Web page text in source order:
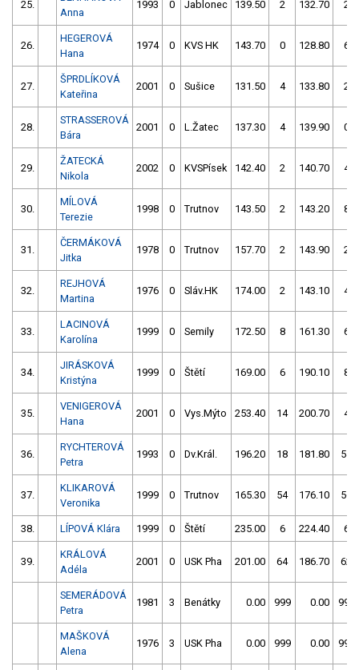
25.
Anna
1993 0 Jablonec 139.50 2 132.70 2
26.
HEGEROVÁ
Hana
1974 0 KVS HK 143.70 0 128.80 6
27.
ŠPRDLÍKOVÁ
Kateřina
2001 0 Sušice 131.50 4 133.80 2
28.
STRASSEROVÁ
Bára
2001 0 L.Žatec 137.30 4 139.90 0
29.
ŽATECKÁ
Nikola
2002 0 KVSPísek 142.40 2 140.70 4
30.
MÍLOVÁ
Terezie
1998 0 Trutnov 143.50 2 143.20 8
31.
ČERMÁKOVÁ
Jitka
1978 0 Trutnov 157.70 2 143.90 2
32.
REJHOVÁ
Martina
1976 0 Sláv.HK 174.00 2 143.10 4
33.
LACINOVÁ
Karolína
1999 0 Semily 172.50 8 161.30 6
34.
JIRÁSKOVÁ
Kristýna
1999 0 Štětí 169.00 6 190.10 8
35.
VENIGEROVÁ
Hana
2001 0 Vys.Mýto 253.40 14 200.70 4
36.
RYCHTEROVÁ
Petra
1993 0 Dv.Král. 196.20 18 181.80 54
37.
KLIKAROVÁ
Veronika
1999 0 Trutnov 165.30 54 176.10 56
38. LÍPOVÁ Klára 1999 0 Štětí 235.00 6 224.40 6
39.
KRÁLOVÁ
Adéla
2001 0 USK Pha 201.00 64 186.70 62
SEMERÁDOVÁ
Petra
1981 3 Benátky 0.00 999 0.00 999
MAŠKOVÁ
Alena
1976 3 USK Pha 0.00 999 0.00 999